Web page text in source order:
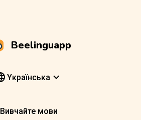
Beelinguapp
Yкраїнська
Вивчайте мови